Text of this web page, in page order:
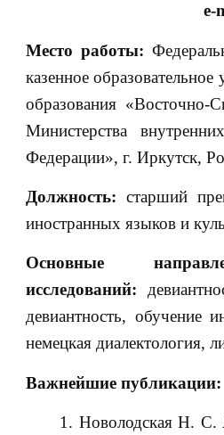
e-
Место работы:
казенное
образования «Восточно-
Министерства
Федерации», г. Иркутск,
Должность: старший
иностранных языков и
Основные
исследований:
девиантность, обучение
немецкая диалектология,
Важнейшие публикации:
Новолодская Н. С.